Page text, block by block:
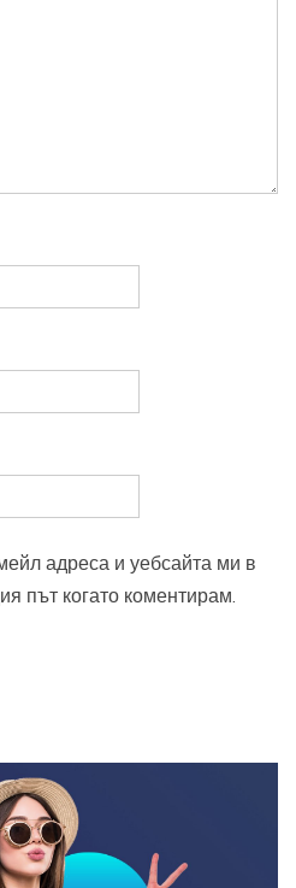
адреса и уебсайта ми в
път когато коментирам.